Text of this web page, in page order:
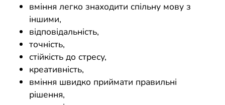
вміння легко знаходити спільну мову з
іншими,
відповідальність,
точність,
стійкість до стресу,
креативність,
вміння швидко приймати правильні
рішення,